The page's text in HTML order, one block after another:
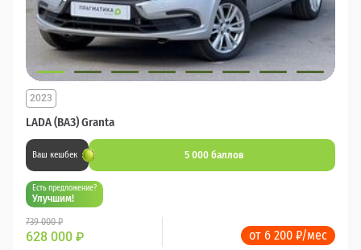
LADA (ВАЗ) Granta
2023
Ваш кешбек 5 000 баллов
Есть предложение?
Улучшим!
739 000 ₽
628 000 ₽ от 6 200 ₽/мес